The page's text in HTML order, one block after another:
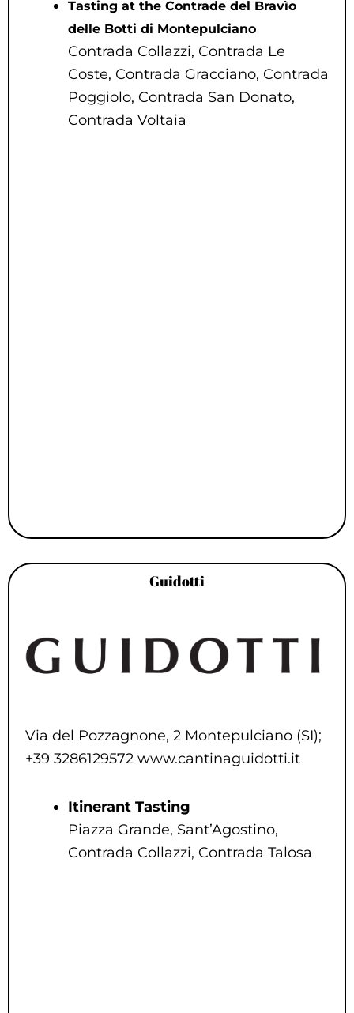
Tasting at the Contrade del Bravìo
delle Botti di Montepulciano
Contrada Collazzi, Contrada Le
Coste, Contrada Gracciano, Contrada
Poggiolo, Contrada San Donato,
Contrada Voltaia
Guidotti
Via del Pozzagnone, 2 Montepulciano (SI);
+39 3286129572 www.cantinaguidotti.it
Itinerant Tasting
Piazza Grande, Sant’Agostino,
Contrada Collazzi, Contrada Talosa